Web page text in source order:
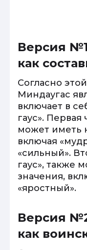
Версия
как
Согласно
Миндаугас
включает в
гаус».
может иметь
включая
«сильный».
гаус», также
значения,
«яростный».
Версия
как